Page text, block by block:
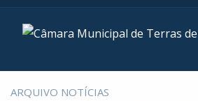
ARQUIVO NOTÍCIAS